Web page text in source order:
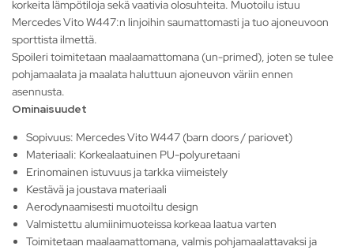
korkeita lämpötiloja sekä vaativia olosuhteita. Muotoilu istuu
Mercedes Vito W447:n linjoihin saumattomasti ja tuo ajoneuvoon
sporttista ilmettä.
Spoileri toimitetaan maalaamattomana (un-primed), joten se tulee
pohjamaalata ja maalata haluttuun ajoneuvon väriin ennen
asennusta.
Ominaisuudet
Sopivuus: Mercedes Vito W447 (barn doors / pariovet)
Materiaali: Korkealaatuinen PU-polyuretaani
Erinomainen istuvuus ja tarkka viimeistely
Kestävä ja joustava materiaali
Aerodynaamisesti muotoiltu design
Valmistettu alumiinimuoteissa korkeaa laatua varten
Toimitetaan maalaamattomana, valmis pohjamaalattavaksi ja